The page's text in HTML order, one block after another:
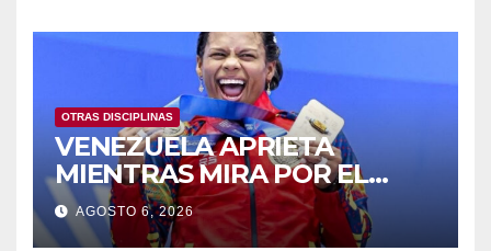
OTRAS DISCIPLINAS
VENEZUELA APRIETA
MIENTRAS MIRA POR EL
RETROVISOR
AGOSTO 6, 2026